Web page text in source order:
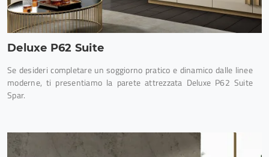
Deluxe P62 Suite
Se desideri completare un soggiorno pratico e dinamico dalle linee
moderne, ti presentiamo la parete attrezzata Deluxe P62 Suite
Spar.